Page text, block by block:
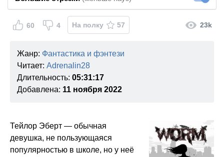
60 4 На полку 57 23k
Жанр: Фантастика и фэнтези
Читает: Adrenalin28
Длительность: 05:31:17
Добавлена: 11 ноября 2022
Тейлор Эберт — обычная
девушка, не пользующаяся
популярностью в школе, но у неё